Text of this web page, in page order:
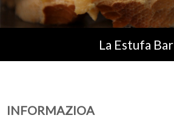
Planak
La Estufa Bar
INFORMAZIOA